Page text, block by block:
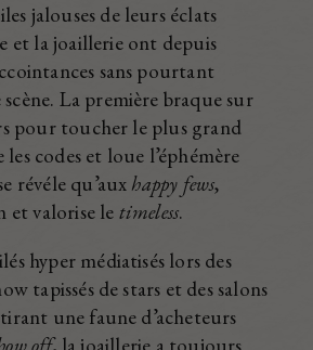
jalouses de leurs éclats
et la joaillerie ont depuis
sans pourtant
La première braque sur
pour toucher le plus grand
codes et loue l’éphémère
révéle qu’aux happy fews,
et valorise le timeless.
hyper médiatisés lors des
tapissés de stars et des salons
une faune d’acheteurs